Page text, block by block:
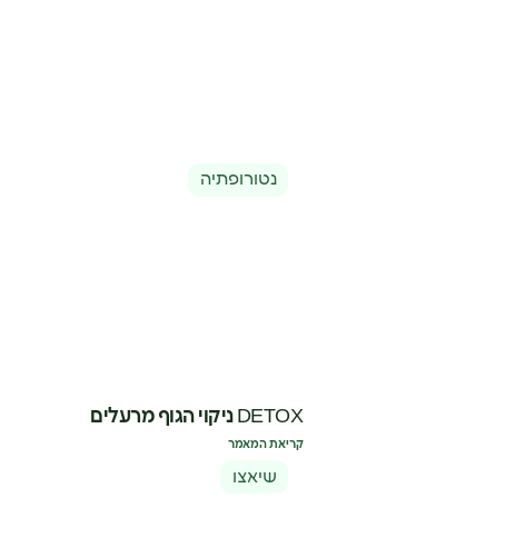
נטורופתיה
DETOX ניקוי הגוף מרעלים
קריאת המאמר
שיאצו